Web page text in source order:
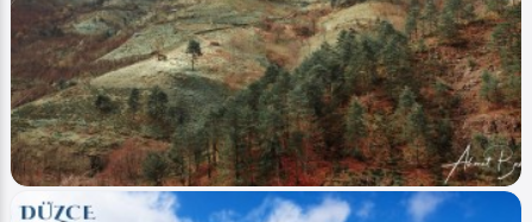
Image Yaylalar - Plateaus
Düzce Kızık (Yayla Plateau)
Ahmet Bozdemir 0 3202 1